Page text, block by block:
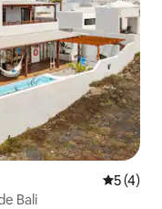
5 de
5 (4)
Bali